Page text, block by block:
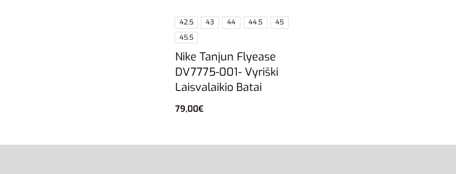
42.5 43 44 44.5
45
45.5
Nike Tanjun Flyease
DV7775-001- Vyriški
Laisvalaikio Batai
79,00€